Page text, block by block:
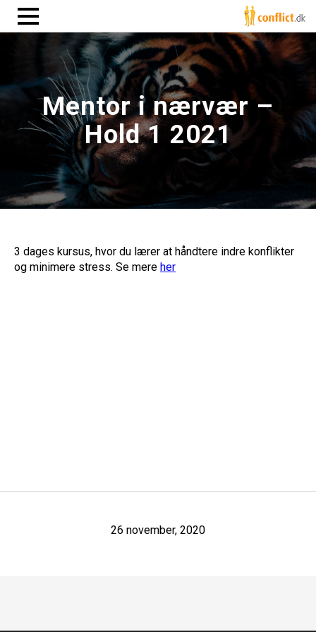
Mentor i nærvær –
Hold 1 2021
3 dages kursus, hvor du lærer at håndtere indre konflikter
og minimere stress. Se mere her
26 november, 2020